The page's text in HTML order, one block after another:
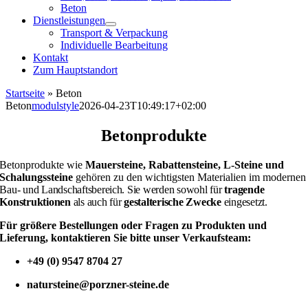
Beton
Dienstleistungen
Transport & Verpackung
Individuelle Bearbeitung
Kontakt
Zum Hauptstandort
Startseite » Beton
Betonmodulstyle2026-04-23T10:49:17+02:00
Betonprodukte
Betonprodukte wieMauersteine, Rabattensteine, L-Steine und
Schalungssteine gehören zu den wichtigsten Materialien im modernen
Bau- und Landschaftsbereich. Sie werden sowohl fürtragende
Konstruktionen als auch fürgestalterische Zweckeeingesetzt.
Für größere Bestellungen oder Fragen zu Produkten und
Lieferung, kontaktieren Sie bitte unser Verkaufsteam:
+49 (0) 9547 8704 27
natursteine@porzner-steine.de